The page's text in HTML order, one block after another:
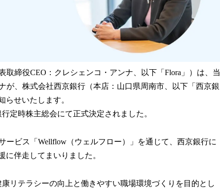
取締役CEO：クレシェンコ・アンナ、以下「Flora」）は、当
が、株式会社西京銀行（本店：山口県周南市、以下「西京銀
らせいたします。
定時株主総会にて正式決定されました。
ービス「Wellflow（ウェルフロー）」を通じて、西京銀行に
に伴走してまいりました。
リテラシーの向上と働きやすい職場環境づくりを目的とし